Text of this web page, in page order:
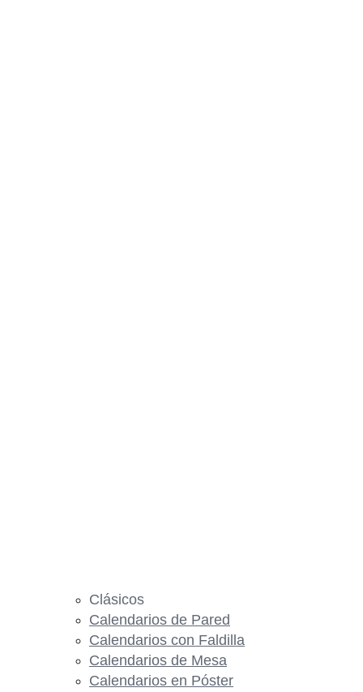
Clásicos
Calendarios de Pared
Calendarios con Faldilla
Calendarios de Mesa
Calendarios en Póster